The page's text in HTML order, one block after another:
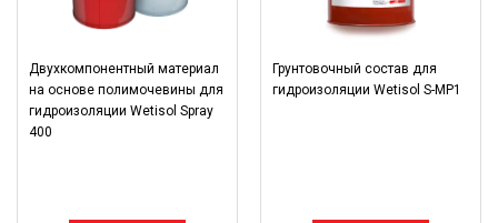
Двухкомпонентный материал
на основе полимочевины для
гидроизоляции Wetisol Spray
400
Грунтовочный состав для
гидроизоляции Wetisol S-MP1